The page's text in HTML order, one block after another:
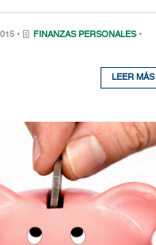
• FINANZAS PERSONALES •
LEER MÁS